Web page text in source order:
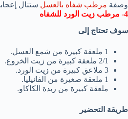
وصفة مرطب شفاه بالعسل ستنال
4- مرطب زيت الورد للشفاه
سوف تحتاج إلى
1 ملعقة كبيرة من شمع العسل.
2/1 ملعقة كبيرة من زيت الخروع.
3 ملاعق كبيرة من زيت الورد.
1 ملعقة صغيرة من الفانيليا.
ملعقة كبيرة من زبدة الكاكاو.
طريقة التحضير